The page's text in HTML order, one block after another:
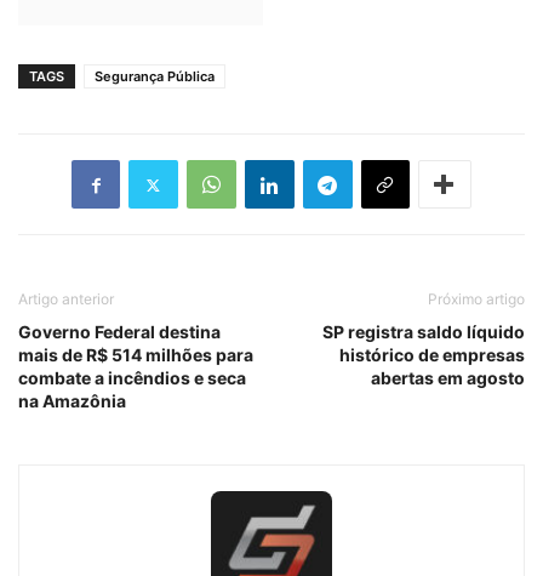
TAGS Segurança Pública
Artigo anterior
Governo Federal destina
mais de R$ 514 milhões para
combate a incêndios e seca
na Amazônia
Próximo artigo
SP registra saldo líquido
histórico de empresas
abertas em agosto